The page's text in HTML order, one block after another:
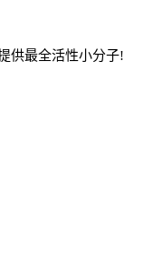
供最全活性小分子!